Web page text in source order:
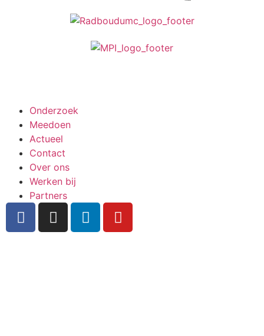
Onderzoek
Meedoen
Actueel
Contact
Over ons
Werken bij
Partners